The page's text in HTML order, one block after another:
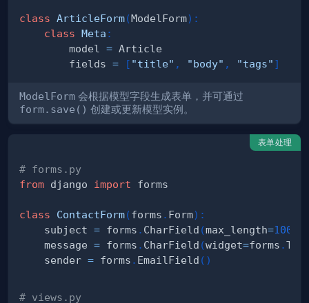
class ArticleForm(ModelForm) :
class Meta :
        model
=
        fields
= [ "title" , "body" , "tags" ]
ModelForm 会根据模型字段生成表单，并可通过
form.save() 创建或更新模型实例。
表单处理
# forms.py
from django import
class ContactForm(forms . Form) :
    subject
= forms . CharField (max_length=100
    message
= forms . CharField (widget=forms .
    sender
= forms . EmailField ( )
# views.py